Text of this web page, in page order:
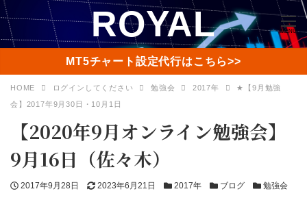
ROYAL MENU
MT5チャート設定代行はこちら>>
HOME ログインしてください 勉強会 2017年
★【9月勉強
会】2017年9月30日・10月1日
【2020年9月オンライン勉強会】
9月16日（佐々木）
投
2017年9月28日
更
2023年6月21日
カ 2017年
カ ブログ
カ 勉強会